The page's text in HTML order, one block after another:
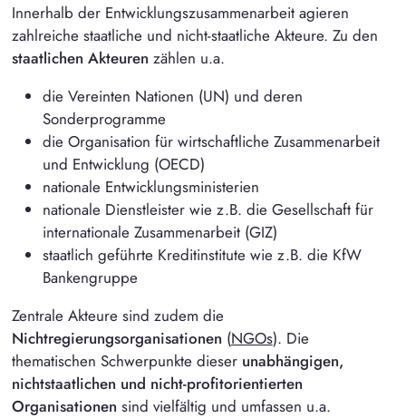
Innerhalb der Entwicklungszusammenarbeit agieren
zahlreiche staatliche und nicht-staatliche Akteure. Zu den
staatlichen Akteuren zählen u.a.
die Vereinten Nationen (UN) und deren
Sonderprogramme
die Organisation für wirtschaftliche Zusammenarbeit
und Entwicklung (OECD)
nationale Entwicklungsministerien
nationale Dienstleister wie z.B. die Gesellschaft für
internationale Zusammenarbeit (GIZ)
staatlich geführte Kreditinstitute wie z.B. die KfW
Bankengruppe
Zentrale Akteure sind zudem die
Nichtregierungsorganisationen (NGOs). Die
thematischen Schwerpunkte dieser unabhängigen,
nichtstaatlichen und nicht-profitorientierten
Organisationen sind vielfältig und umfassen u.a.